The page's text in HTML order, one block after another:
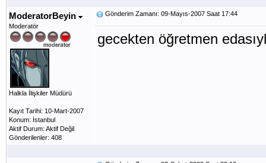
ModeratorBeyin
Moderatör
Halkla İlişkiler Müdürü
Kayıt Tarihi: 10-Mart-2007
Konum: İstanbul
Aktif Durum: Aktif Değil
Gönderilenler: 408
Gönderim Zamanı: 09-Mayıs-2007 Saat 17:44
gecekten öğretmen